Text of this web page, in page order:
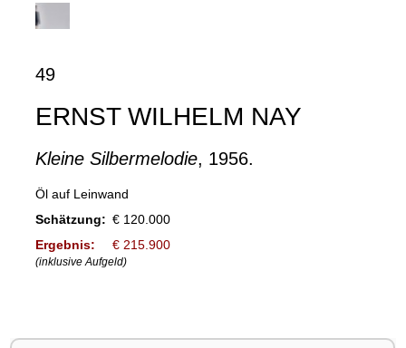
49
ERNST WILHELM NAY
Kleine Silbermelodie, 1956.
Öl auf Leinwand
Schätzung: € 120.000
Ergebnis:
€ 215.900
(inklusive Aufgeld)